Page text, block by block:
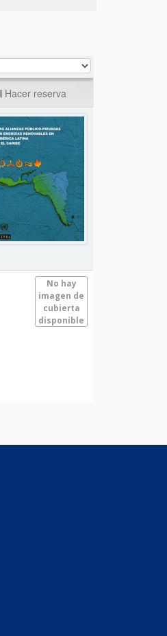
Hacer reserva
No hay
imagen de
cubierta
disponible